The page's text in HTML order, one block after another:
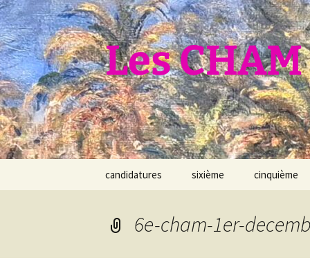
Aller
au
contenu
Les
candidatures sixième cinquième
6e-cham-1er-